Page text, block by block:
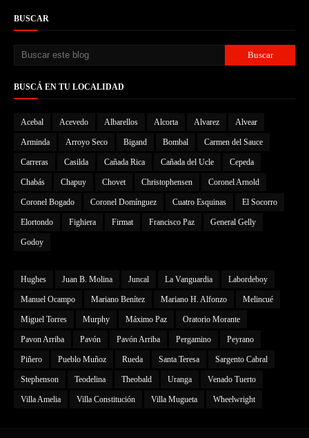
BUSCAR
BUSCÁ EN TU LOCALIDAD
Acebal Acevedo Albarellos Alcorta Alvarez Alvear
Arminda Arroyo Seco Bigand Bombal Carmen del Sauce
Carreras Casilda Cañada Rica Cañada del Ucle Cepeda
Chabás Chapuy Chovet Christophensen Coronel Arnold
Coronel Bogado Coronel Domínguez Cuatro Esquinas El Socorro
Elortondo Fighiera Firmat Francisco Paz General Gelly
Godoy
Hughes Juan B. Molina Juncal La Vanguardia Labordeboy
Manuel Ocampo Mariano Benítez Mariano H. Alfonzo Melincué
Miguel Torres Murphy Máximo Paz Oratorio Morante
Pavon Arriba Pavón Pavón Arriba Pergamino Peyrano
Piñero Pueblo Muñoz Rueda Santa Teresa Sargento Cabral
Stephenson Teodelina Theobald Uranga Venado Tuerto
Villa Amelia Villa Constitución Villa Mugueta Wheelwright